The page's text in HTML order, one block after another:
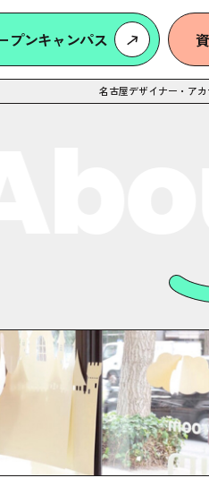
プンキャンパス
名古屋デザイナー・ア